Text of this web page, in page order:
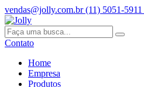
vendas@jolly.com.br(11) 5051-5911
Contato
Home
Empresa
Produtos